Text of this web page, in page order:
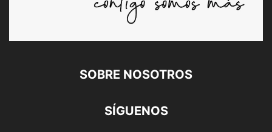
SOBRE NOSOTROS
SÍGUENOS